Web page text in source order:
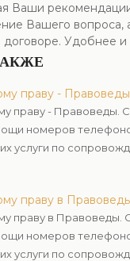
Ваши
Вашего вопроса,
договоре. Удобнее
праву - Правоведы
праву - Правоведы.
номеров
услуги по
праву в
праву в Правоведы.
номеров
услуги по